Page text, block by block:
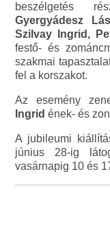
beszélgetés
Gyergyádesz
Szilvay Ingrid,
festő- és
szakmai
fel a korszakot.
Az esemény
Ingrid ének- és
A jubileumi
június 28-ig
vasárnapig 10 és